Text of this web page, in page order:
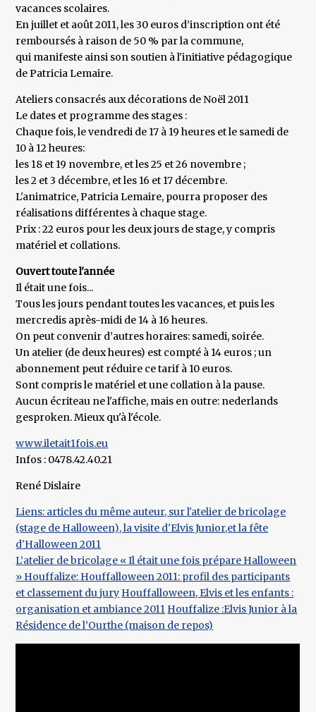
vacances scolaires.
En juillet et août 2011, les 30 euros d’inscription ont été
remboursés à raison de 50 % par la commune,
qui manifeste ainsi son soutien à l'initiative pédagogique
de Patricia Lemaire.
Ateliers consacrés aux décorations de Noël 2011
Le dates et programme des stages :
Chaque fois, le vendredi de 17 à 19 heures et le samedi de
10 à 12 heures:
les 18 et 19 novembre, et les 25 et 26 novembre ;
les 2 et 3 décembre, et les 16 et 17 décembre.
L'animatrice, Patricia Lemaire, pourra proposer des
réalisations différentes à chaque stage.
Prix : 22 euros pour les deux jours de stage, y compris
matériel et collations.
Ouvert toute l'année
Il était une fois...
Tous les jours pendant toutes les vacances, et puis les
mercredis après-midi de 14 à 16 heures.
On peut convenir d’autres horaires: samedi, soirée.
Un atelier (de deux heures) est compté à 14 euros ; un
abonnement peut réduire ce tarif à 10 euros.
Sont compris le matériel et une collation à la pause.
Aucun écriteau ne l'affiche, mais en outre: nederlands
gesproken. Mieux qu'à l'école.
www.iletait1fois.eu
Infos : 0478.42.40.21
René Dislaire
Liens: articles du même auteur, sur l'atelier de bricolage
(stage de Halloween), la visite d'Elvis Junior,et la fête
d'Halloween 2011
L’atelier de bricolage « Il était une fois prépare Halloween
» Houffalize: Houffalloween 2011: profil des participants
et classement du jury Houffalloween, Elvis et les enfants :
organisation et ambiance 2011 Houffalize :Elvis Junior à la
Résidence de l’Ourthe (maison de repos)